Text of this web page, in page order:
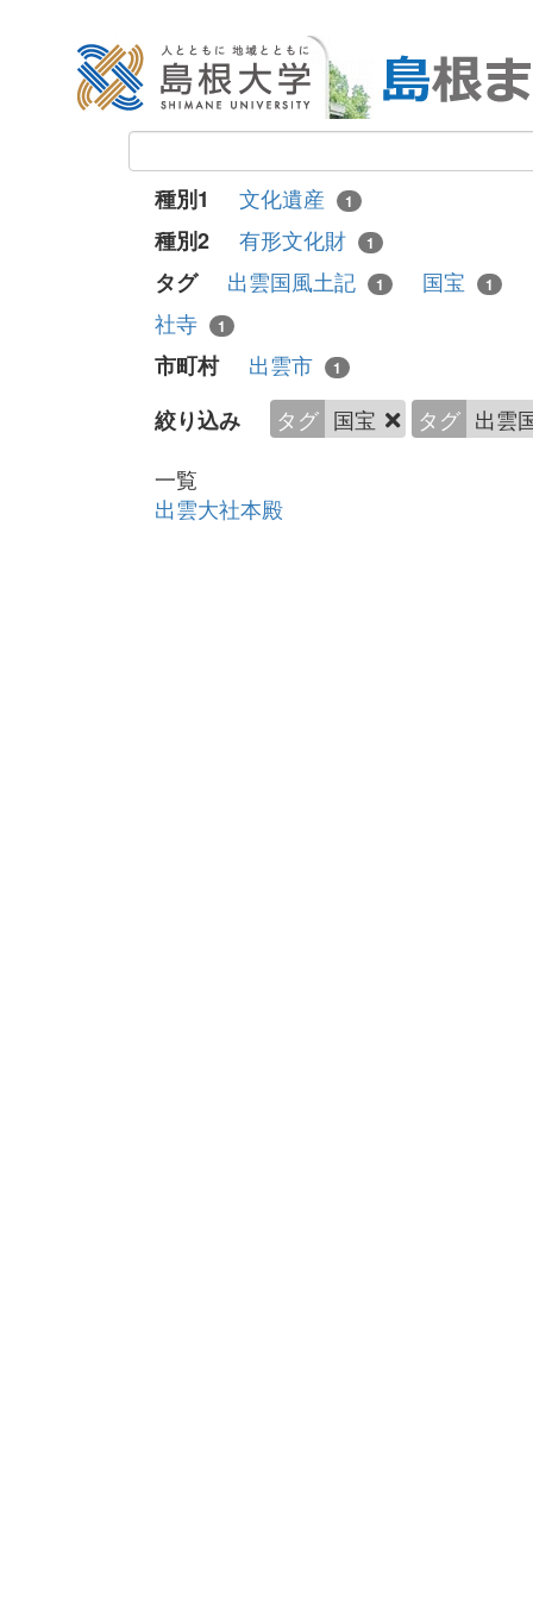
種別1 文化遺産 1
種別2 有形文化財 1
タグ 出雲国風土記 1 国宝 1
社寺
1
市町村 出雲市 1
絞り込み タグ 国宝 タグ 出雲
一覧
出雲大社本殿